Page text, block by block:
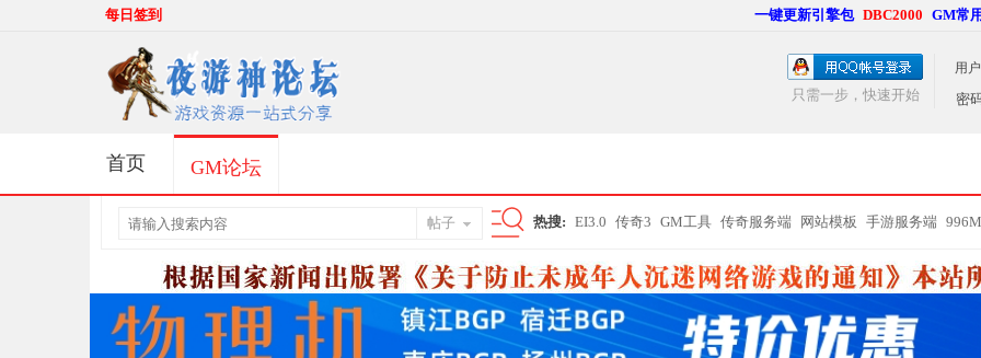
每日签到 一键更新引擎包 DBC2000 GM常
用
密
只需一步，快速开始
首页 GM论坛
帖子
索
热搜: EI3.0 传奇3 GM工具 传奇服务端 网站模板 手游服务端